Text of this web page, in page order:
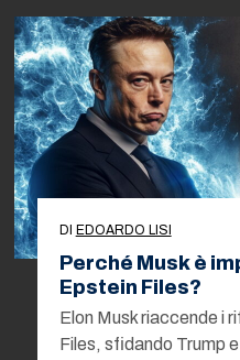
DI EDOARDO LISI
Perché Musk è
Epstein Files?
Elon Musk riaccende i
Files, sfidando Trump